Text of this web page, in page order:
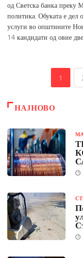
од Светска банка преку
политика. Обуката е дел
услуги во општините
14 кандидати од овие
1
НАЈНОВО